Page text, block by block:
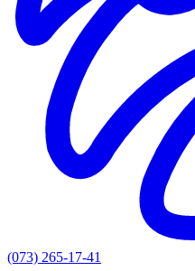
(073) 265-17-41